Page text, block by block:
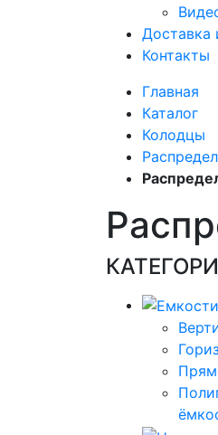
Доставка
Контакты
Главная
Каталог
Колодцы